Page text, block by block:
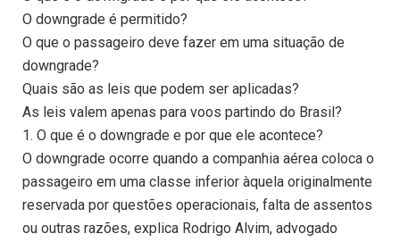
O downgrade é permitido?
O que o passageiro deve fazer em uma situação de
downgrade?
Quais são as leis que podem ser aplicadas?
As leis valem apenas para voos partindo do Brasil?
1. O que é o downgrade e por que ele acontece?
O downgrade ocorre quando a companhia aérea coloca o
passageiro em uma classe inferior àquela originalmente
reservada por questões operacionais, falta de assentos
ou outras razões, explica Rodrigo Alvim, advogado